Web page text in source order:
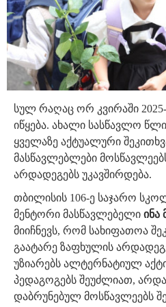
სულ რაღაც ორ კვირაში
იწყება. ახალი სასწავლო
ყველაზე აქტუალური
მასწავლებლები
არდადეგებს უკავშირდება.
თბილისის 106-ე საჯარო
მენტორი მასწავლებელი ინა
მიიჩნევს, რომ სახიფათოა
გაატარე ზაფხულის
უზიარებს ალტერნატიულ
პედაგოგებს შეუძლიათ,
დაბრუნებულ მოსწავლეებს